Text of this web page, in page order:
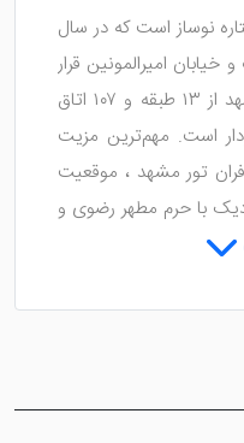
مشهد یک هتل 5 ستاره نوساز است که در سال
خیابان امیرالمونین قرار
دارد. هتل بین المللی ارغوان مشهد از ۱۳ طبقه و ۱۰۷ اتاق
است. مهم‌ترین مزیت
تور مشهد ، موقعیت
با حرم مطهر رضوی و
دارد. همین مسئله موجب
کنند.
با تخفیف